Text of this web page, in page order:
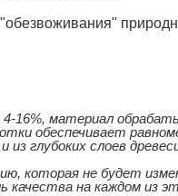
16%, материал
обеспечивает
глубоких слоев
которая не будет
на каждом из